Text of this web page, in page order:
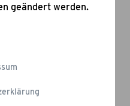
geändert werden.